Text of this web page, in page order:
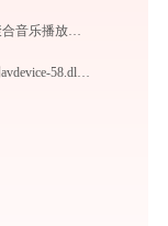
落雪音乐助手完全指南：开源免费多音源聚合音乐播放器的安装、配置与使用技巧（2026最新）
91助手 视频转换工具 打开ffmpeg.exe找不到avdevice-58.dll怎么办